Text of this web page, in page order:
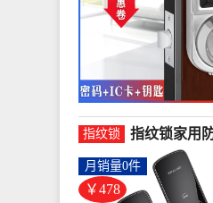
指纹锁
指纹锁家用
能锁全自动
电-指纹锁(沐
478.4元)
￥478
月销量0件